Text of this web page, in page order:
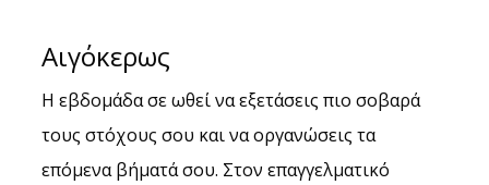
Αιγόκερως
Η εβδομάδα σε ωθεί να εξετάσεις πιο σοβαρά
τους στόχους σου και να οργανώσεις τα
επόμενα βήματά σου. Στον επαγγελματικό